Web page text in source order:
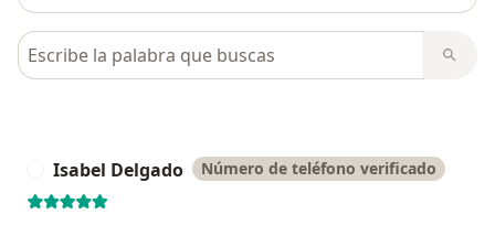
Busca en opiniones
Isabel Delgado Número de teléfono verificado